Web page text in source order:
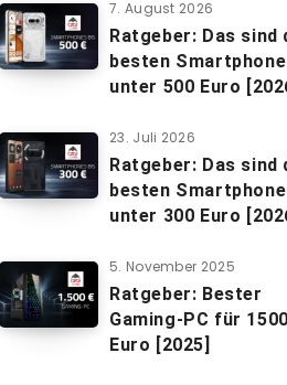
7. August 2026
Ratgeber: Das sind
besten
unter 500 Euro
23. Juli 2026
Ratgeber: Das sind
besten
unter 300 Euro
5. November 2025
Ratgeber: Bester
Gaming-PC für 1500
Euro [2025]